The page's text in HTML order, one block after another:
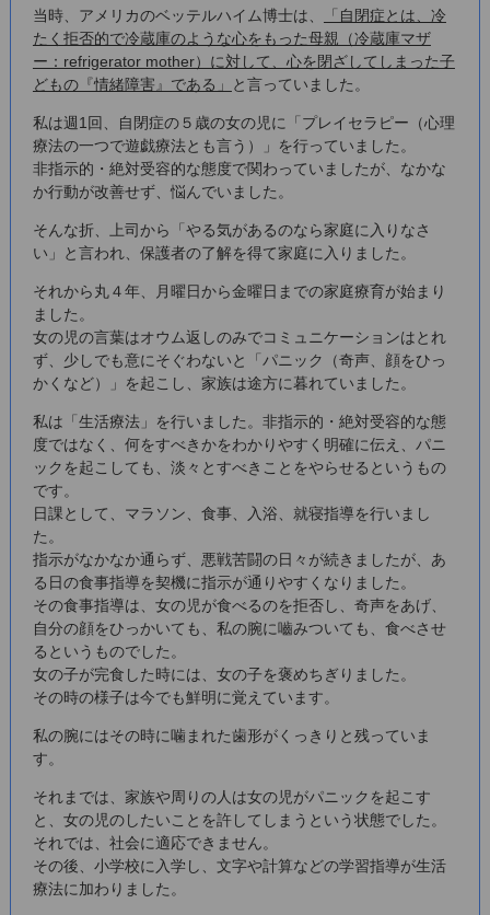
当時、アメリカのベッテルハイム博士は、
「自閉症とは、冷
たく拒否的で冷蔵庫のような心をもった母親（冷蔵庫マザ
ー：refrigerator mother）に対して、心を閉ざしてしまった子
どもの『情緒障害』である」
と言っていました。
私は週1回、自閉症の５歳の女の児に「プレイセラピー（心理
療法の一つで遊戯療法とも言う）」を行っていました。
非指示的・絶対受容的な態度で関わっていましたが、なかな
か行動が改善せず、悩んでいました。
そんな折、上司から「やる気があるのなら家庭に入りなさ
い」と言われ、保護者の了解を得て家庭に入りました。
それから丸４年、月曜日から金曜日までの家庭療育が始まり
ました。
女の児の言葉はオウム返しのみでコミュニケーションはとれ
ず、少しでも意にそぐわないと「パニック（奇声、顔をひっ
かくなど）」を起こし、家族は途方に暮れていました。
私は「生活療法」を行いました。非指示的・絶対受容的な態
度ではなく、何をすべきかをわかりやすく明確に伝え、パニ
ックを起こしても、淡々とすべきことをやらせるというもの
です。
日課として、マラソン、食事、入浴、就寝指導を行いまし
た。
指示がなかなか通らず、悪戦苦闘の日々が続きましたが、あ
る日の食事指導を契機に指示が通りやすくなりました。
その食事指導は、女の児が食べるのを拒否し、奇声をあげ、
自分の顔をひっかいても、私の腕に嚙みついても、食べさせ
るというものでした。
女の子が完食した時には、女の子を褒めちぎりました。
その時の様子は今でも鮮明に覚えています。
私の腕にはその時に噛まれた歯形がくっきりと残っていま
す。
それまでは、家族や周りの人は女の児がパニックを起こす
と、女の児のしたいことを許してしまうという状態でした。
それでは、社会に適応できません。
その後、小学校に入学し、文字や計算などの学習指導が生活
療法に加わりました。